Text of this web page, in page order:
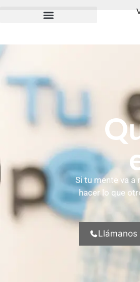
Si tu mente va
hacer lo que
Llámanos